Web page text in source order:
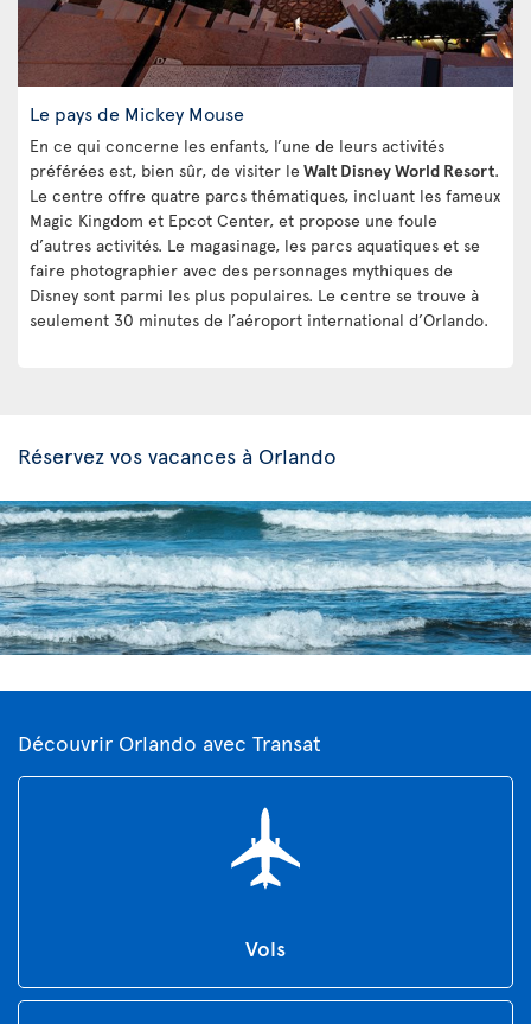
Le pays de Mickey Mouse
En ce qui concerne les enfants, l’une de leurs activités
préférées est, bien sûr, de visiter leWalt Disney World Resort.
Le centre offre quatre parcs thématiques, incluant les fameux
Magic Kingdom et Epcot Center, et propose une foule
d’autres activités. Le magasinage, les parcs aquatiques et se
faire photographier avec des personnages mythiques de
Disney sont parmi les plus populaires. Le centre se trouve à
seulement 30 minutes de l’aéroport international d’Orlando.
Réservez vos vacances à Orlando
Découvrir Orlando avec Transat
Vols